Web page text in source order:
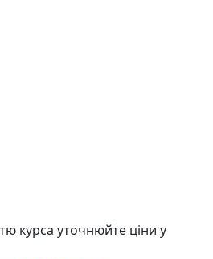
курса уточнюйте ціни у